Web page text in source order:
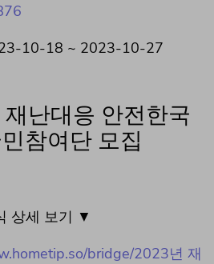
10-18 ~ 2023-10-27
재난대응 안전한국
참여단 모집
상세 보기 ▼
bridge/2023년 재